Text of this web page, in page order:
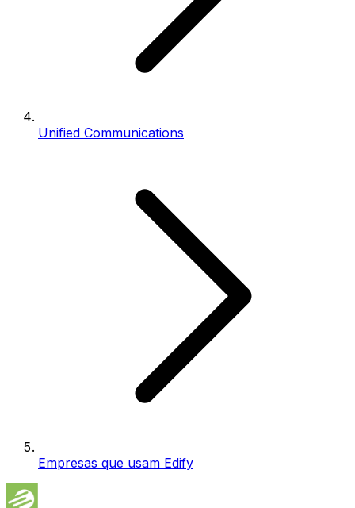
Unified Communications
Empresas que usam Edify